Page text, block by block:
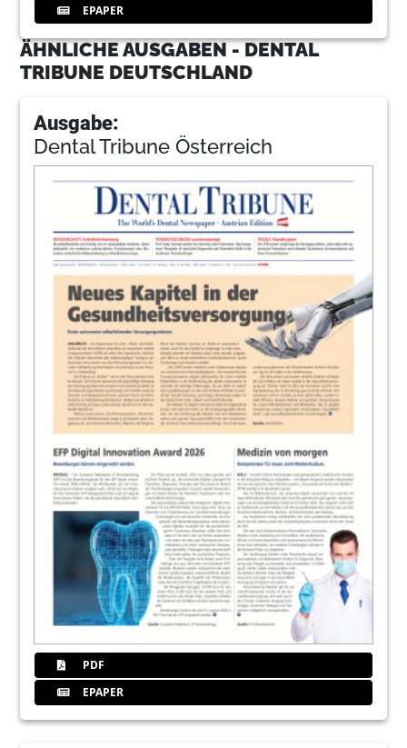
EPAPER
ÄHNLICHE AUSGABEN - DENTAL
TRIBUNE DEUTSCHLAND
Ausgabe:
Dental Tribune Österreich
PDF
EPAPER